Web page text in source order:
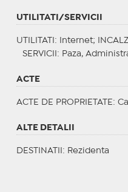
UTILITATI/SERVICII
UTILITATI : Internet;
SERVICII : Paza,
ACTE
ACTE DE PROPRIETATE :
ALTE DETALII
DESTINATII : Rezidenta